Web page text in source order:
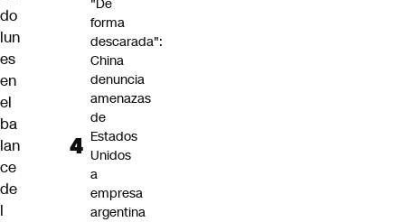
do
lun
es
en
el
ba
lan
ce
de
l
"De
forma
descarada":
China
denuncia
amenazas
de
Estados
Unidos
a
empresa
argentina